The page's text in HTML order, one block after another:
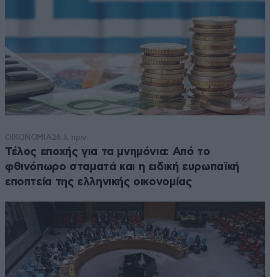
ΟΙΚΟΝΟΜΙΑ26 λ. πριν
Τέλος εποχής για τα μνημόνια: Από το
φθινόπωρο σταματά και η ειδική ευρωπαϊκή
εποπτεία της ελληνικής οικονομίας